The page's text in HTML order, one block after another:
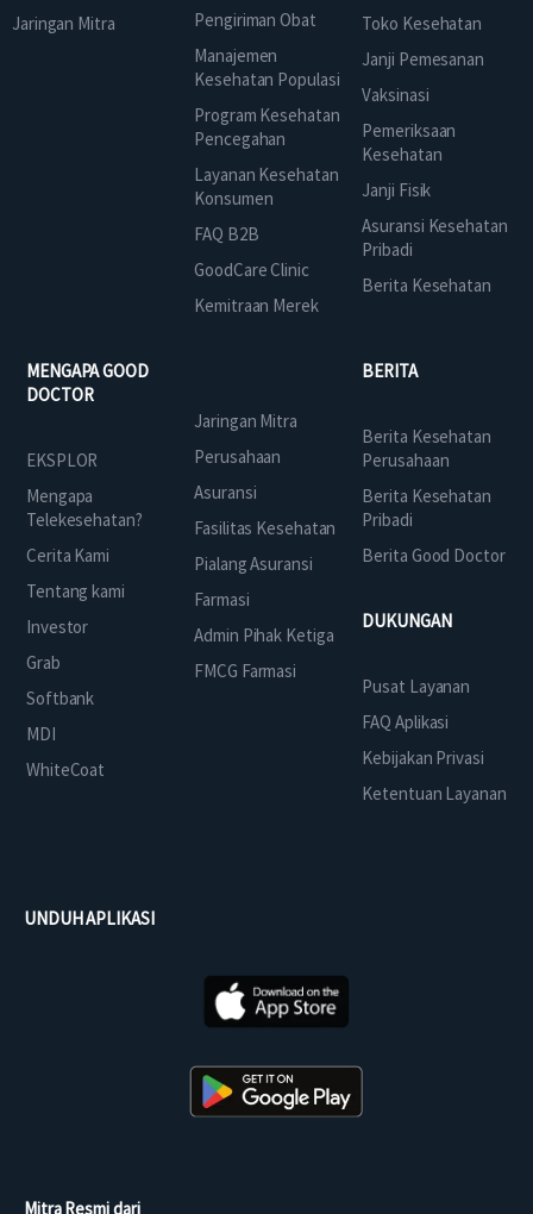
Jaringan Mitra
Pengiriman Obat
Manajemen
Kesehatan Populasi
Program Kesehatan
Pencegahan
Layanan Kesehatan
Konsumen
FAQ B2B
GoodCare Clinic
Kemitraan Merek
Toko Kesehatan
Janji Pemesanan
Vaksinasi
Pemeriksaan
Kesehatan
Janji Fisik
Asuransi Kesehatan
Pribadi
Berita Kesehatan
MENGAPA GOOD
DOCTOR
EKSPLOR
Mengapa
Telekesehatan?
Cerita Kami
Tentang kami
Investor
Grab
Softbank
MDI
WhiteCoat
Jaringan Mitra
Perusahaan
Asuransi
Fasilitas Kesehatan
Pialang Asuransi
Farmasi
Admin Pihak Ketiga
FMCG Farmasi
BERITA
Berita Kesehatan
Perusahaan
Berita Kesehatan
Pribadi
Berita Good Doctor
DUKUNGAN
Pusat Layanan
FAQ Aplikasi
Kebijakan Privasi
Ketentuan Layanan
UNDUH APLIKASI
Mitra Resmi dari